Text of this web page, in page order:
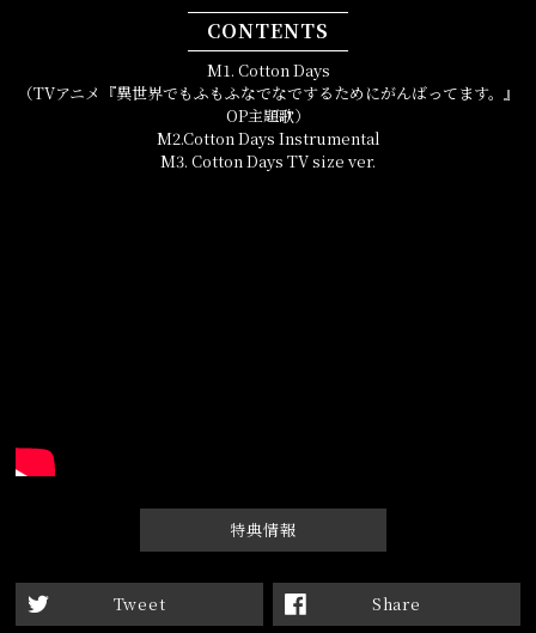
CONTENTS
M1. Cotton Days
（TVアニメ『異世界でもふもふなでなでするためにがんばってます。』
OP主題歌）
M2.Cotton Days Instrumental
M3. Cotton Days TV size ver.
特典情報
Tweet Share